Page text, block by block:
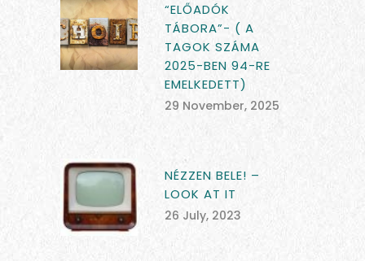
“ELŐADÓK
TÁBORA”- ( A
TAGOK SZÁMA
2025-BEN 94-RE
EMELKEDETT)
29 November, 2025
NÉZZEN BELE! –
LOOK AT IT
26 July, 2023